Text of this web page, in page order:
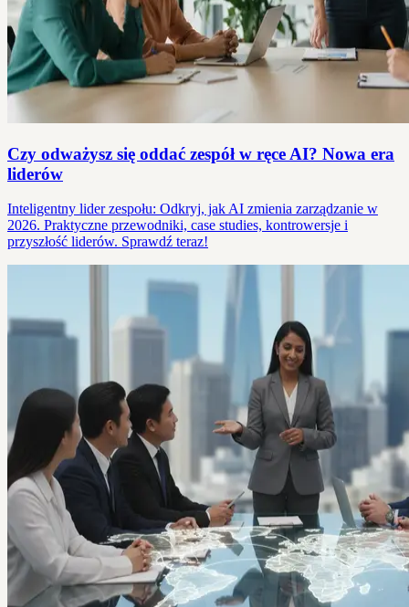
Czy odważysz się oddać zespół w ręce AI? Nowa era
liderów
Inteligentny lider zespołu: Odkryj, jak AI zmienia zarządzanie w
2026. Praktyczne przewodniki, case studies, kontrowersje i
przyszłość liderów. Sprawdź teraz!